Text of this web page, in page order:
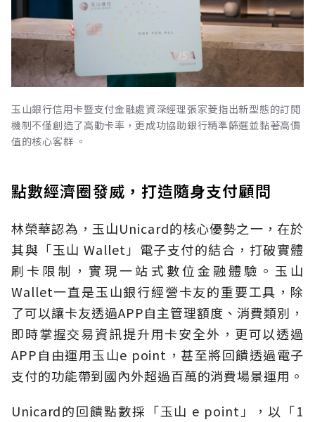
玉山銀行信用卡暨支付金融處資深經理張家菱指出新型態的訂閱
機制不僅創造了高動卡率，更成功協助銀行精準篩選並黏著高價
值的核心客群 。
點數經濟圈發威，打造隨身支付顧問
林榮華認為，玉山Unicard的核心優勢之一，在於
其與「玉山 Wallet」電子支付的結合，打破實體
刷卡限制，實現一站式數位金融體驗。玉山
Wallet一直是玉山銀行經營卡友的重要工具，除
了可以讓卡友透過APP自主管理額度、消費類別，
即時掌握交易資訊提升用卡安全外，更可以透過
APP自由運用玉山e point，甚至將回饋透過電子
支付的功能帶到國內外超過百萬的消費場景運用。
Unicard的回饋點數採「玉山 e point」，以「1